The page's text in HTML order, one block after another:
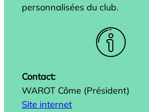
personnalisées du club.
Contact:
WAROT Côme (Président)
Site internet